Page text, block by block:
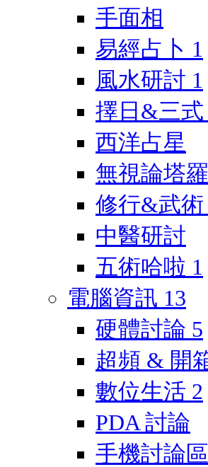
手面相
易經占卜 1
風水研討 1
擇日&三式
西洋占星
無視論塔
修行&武術
中醫研討
五術哈啦 1
電腦資訊 13
硬體討論 5
超頻 & 開
數位生活 2
PDA 討論
手機討論區